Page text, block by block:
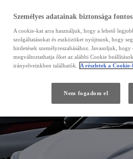
Személyes adatainak biztonsága
A cookie-kat arra használjuk, hogy a lehető
szolgáltatásokat és eszközöket nyújtsunk, hogy
hirdetések személyreszabásához. Javasoljuk,
megváltoztathatja őket az alábbi Cookie
irányelveinkben találhatók.
A részletek a
Nem fogadom el